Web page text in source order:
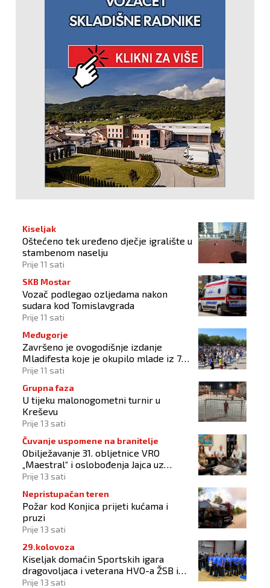
Kiseljak
Oštećeno tek uređeno dječje igralište u
stambenom naselju
Prije 11 sati
SKB Mostar
Vozač podlegao ozljedama nakon
sudara kod Tomislavgrada
Prije 11 sati
Međugorje
Završeno je ovogodišnje izdanje
Mladifesta koje je okupilo mlade iz 73
zemlje svijeta
Prije 11 sati
Grupna faza
U tijeku malonogometni turnir u
Kreševu
Prije 13 sati
Čuvanje uspomene na branitelje
Obilježavanje 31. obljetnice VRO
„Maestral“ i oslobođenja Jajca uz
pokroviteljstvo HNS-a BiH
Prije 13 sati
Nepristupačan teren
Požar kod Konjica prijeti kućama i
pruzi
Prije 13 sati
29.kolovoza
Kiseljak domaćin Sportskih igara
dragovoljaca i veterana HVO-a ŽSB i
Dana branitelja
Prije 13 sati